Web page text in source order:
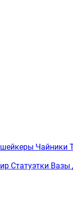
Чайники
Статуэтки Вазы